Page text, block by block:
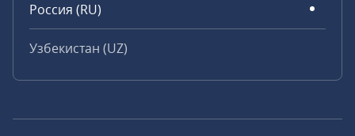
Россия (RU)
Узбекистан (UZ)